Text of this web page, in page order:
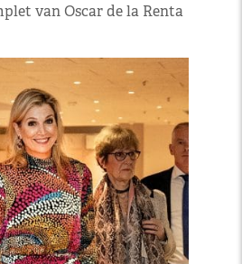
van Oscar de la Renta